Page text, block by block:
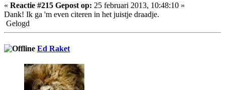
« Reactie #215 Gepost op: 25 februari 2013, 10:48:10 »
Dank! Ik ga 'm even citeren in het juistje draadje.
Gelogd
Ed Raket